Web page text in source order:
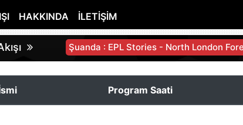
HAKKINDA İLETIŞIM
Şuanda : EPL Stories - North London
Program Saati